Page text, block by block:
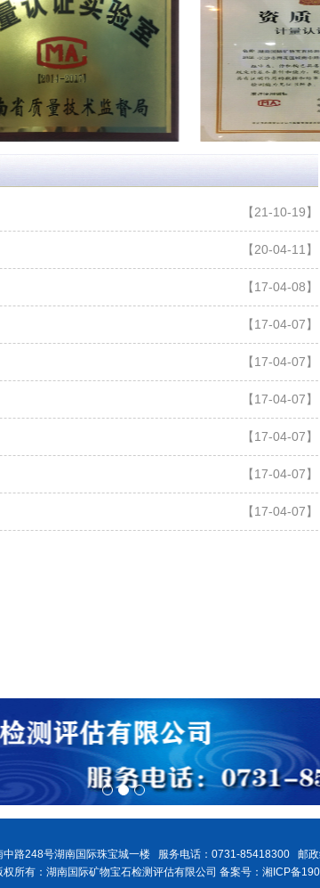
【21-10-19】
【20-04-11】
【17-04-08】
【17-04-07】
【17-04-07】
【17-04-07】
【17-04-07】
【17-04-07】
【17-04-07】
中路248号湖南国际珠宝城一楼 服务电话：0731-85418300 邮
所有：湖南国际矿物宝石检测评估有限公司 备案号：湘ICP备